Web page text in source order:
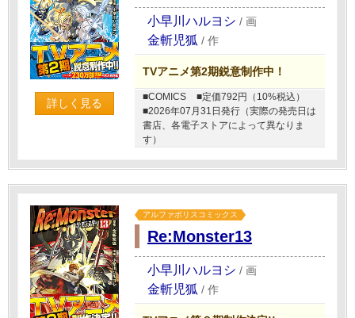
詳しく見る
小早川ハルヨシ / 画
金斬児狐 / 作
TVアニメ第2期鋭意制作中！
■COMICS
■定価792円（10%税込）
■2026年07月31日発行（実際の発売日は
書店、各電子ストアによって異なりま
す）
アルファポリスコミックス
Re:Monster13
小早川ハルヨシ / 画
金斬児狐 / 作